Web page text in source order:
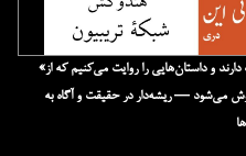
«ما صداهایی را بازتاب می‌دهیم که اهمیت دارند و داستان‌هایی را روایت می‌کنیم که از
می‌شود — ریشه‌دار در حقیقت و آگاه به